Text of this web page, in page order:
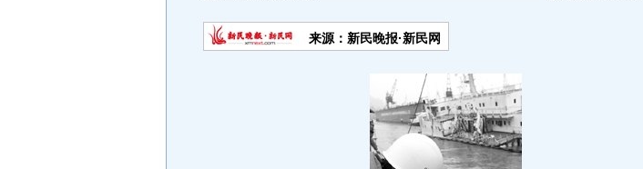
来源：新民晚报·新民网